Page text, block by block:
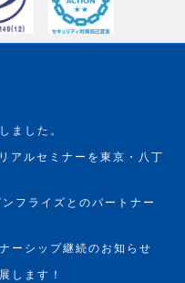
ました。
アルセミナーを東京・八丁
フライズとのパートナー
ーシップ継続のお知らせ
します！